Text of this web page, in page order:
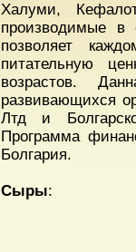
Халуми,
производимые в
позволяет
питательную
возрастов.
развивающихся
Лтд и
Программа
Болгария.
Сыры: